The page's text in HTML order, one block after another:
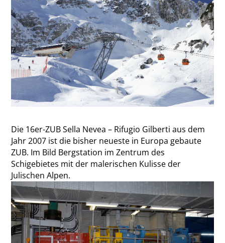
Die 16er-ZUB Sella Nevea – Rifugio Gilberti aus dem
Jahr 2007 ist die bisher neueste in Europa gebaute
ZUB. Im Bild Bergstation im Zentrum des
Schigebietes mit der malerischen Kulisse der
Julischen Alpen.